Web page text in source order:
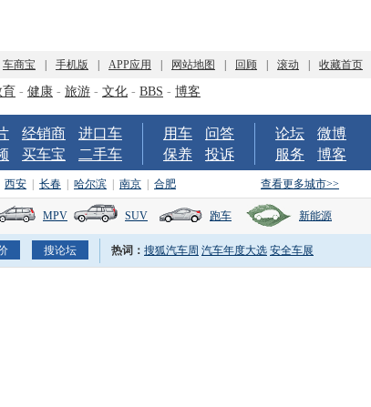
车商宝 手机版 APP应用 网站地图 回顾 滚动 收藏首页
育 - 健康 - 旅游 - 文化 - BBS - 博客
经销商
进口车
买车宝 二手车
用车
问答
保养
投诉
论坛
微博
服务
博客
查看更多城市>>
西安 长春 哈尔滨 南京 合肥
MPV SUV 跑车 新能源
热词： 搜狐汽车周 汽车年度大选 安全车展